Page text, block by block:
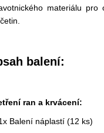
materiálu
balení:
ran a krvácení:
Balení náplastí (12 ks)